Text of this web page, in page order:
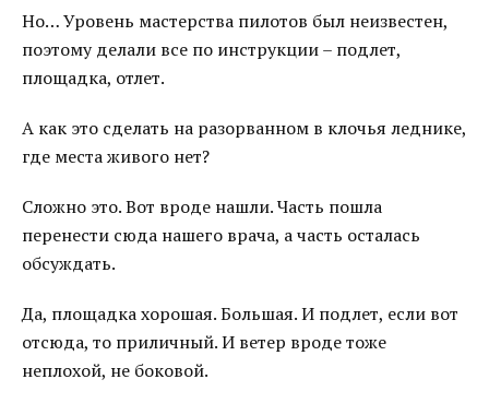
Но… Уровень мастерства пилотов был неизвестен,
поэтому делали все по инструкции – подлет,
площадка, отлет.
А как это сделать на разорванном в клочья леднике,
где места живого нет?
Сложно это. Вот вроде нашли. Часть пошла
перенести сюда нашего врача, а часть осталась
обсуждать.
Да, площадка хорошая. Большая. И подлет, если вот
отсюда, то приличный. И ветер вроде тоже
неплохой, не боковой.